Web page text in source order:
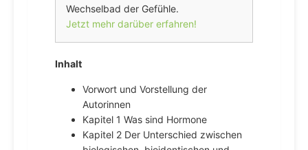
Wechselbad der Gefühle.
Jetzt mehr darüber erfahren!
Inhalt
Vorwort und Vorstellung der
Autorinnen
Kapitel 1 Was sind Hormone
Kapitel 2 Der Unterschied zwischen